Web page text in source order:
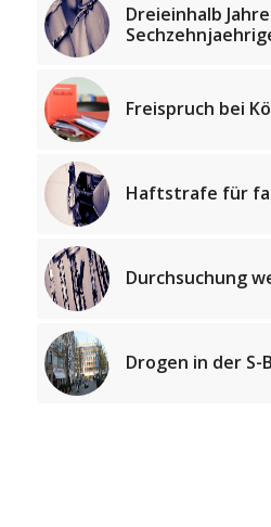
Dreieinhalb
Freispruch bei
Haftstrafe für
Durchsuchung
Drogen in der S-